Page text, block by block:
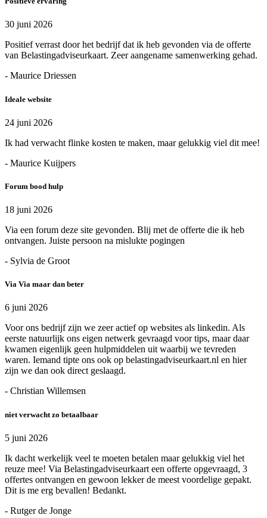
30 juni 2026
Positief verrast door het bedrijf dat ik heb gevonden via de offerte
van Belastingadviseurkaart. Zeer aangename samenwerking gehad.
- Maurice Driessen
Ideale website
24 juni 2026
Ik had verwacht flinke kosten te maken, maar gelukkig viel dit mee!
- Maurice Kuijpers
Forum bood hulp
18 juni 2026
Via een forum deze site gevonden. Blij met de offerte die ik heb
ontvangen. Juiste persoon na mislukte pogingen
- Sylvia de Groot
Via Via maar dan beter
6 juni 2026
Voor ons bedrijf zijn we zeer actief op websites als linkedin. Als
eerste natuurlijk ons eigen netwerk gevraagd voor tips, maar daar
kwamen eigenlijk geen hulpmiddelen uit waarbij we tevreden
waren. Iemand tipte ons ook op belastingadviseurkaart.nl en hier
zijn we dan ook direct geslaagd.
- Christian Willemsen
niet verwacht zo betaalbaar
5 juni 2026
Ik dacht werkelijk veel te moeten betalen maar gelukkig viel het
reuze mee! Via Belastingadviseurkaart een offerte opgevraagd, 3
offertes ontvangen en gewoon lekker de meest voordelige gepakt.
Dit is me erg bevallen! Bedankt.
- Rutger de Jonge